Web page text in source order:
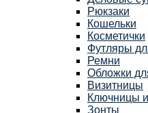
Рюкзаки
Кошельки
Косметички
Футляры
Ремни
Обложки
Визитницы
Ключницы
Зонты